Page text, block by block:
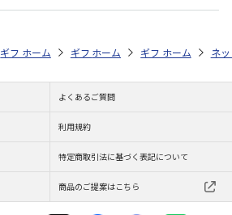
お中元・夏ギフト特集 2026 おつまみ・お惣菜
ギフトストア お中元・夏ギフト特集 2026
ホーム ギフトストア お中元・夏ギフト
ホーム ギフトストア お
ホーム ネ
よくあるご質問
利用規約
特定商取引法に基づく表記について
商品のご提案はこちら